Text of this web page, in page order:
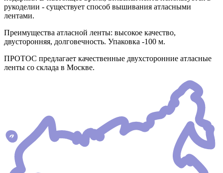
рукоделии - существует способ вышивания атласными
лентами.
Преимущества атласной ленты: высокое качество,
двусторонняя, долговечность. Упаковка -100 м.
ПРОТОС предлагает качественные двухсторонние атласные
ленты со склада в Москве.